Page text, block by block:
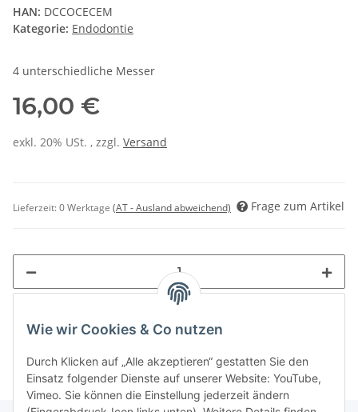
Wie wir Cookies & Co nutzen
Durch Klicken auf „Alle akzeptieren“ gestatten Sie den
Einsatz folgender Dienste auf unserer Website: YouTube,
Vimeo. Sie können die Einstellung jederzeit ändern
HAN: DCCOCECEM
Kategorie: Endodontie
4 unterschiedliche Messer
16,00 €
exkl. 20% USt. , zzgl. Versand
Lieferzeit:0 Werktage (AT - Ausland abweichend) Frage zum Artikel